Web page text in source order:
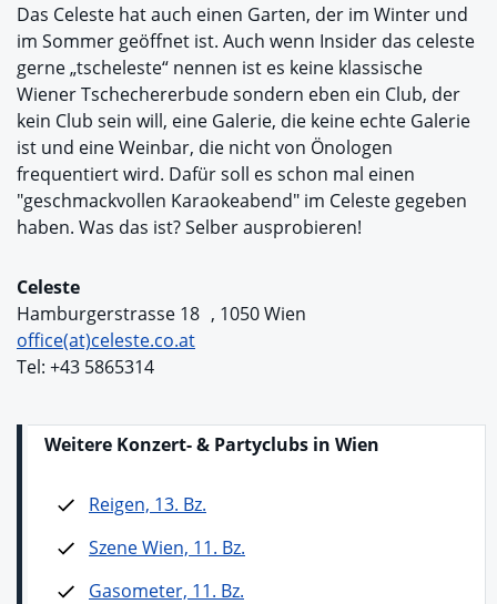
Das Celeste hat auch einen Garten, der im Winter und
im Sommer geöffnet ist. Auch wenn Insider das celeste
gerne „tscheleste“ nennen ist es keine klassische
Wiener Tschechererbude sondern eben ein Club, der
kein Club sein will, eine Galerie, die keine echte Galerie
ist und eine Weinbar, die nicht von Önologen
frequentiert wird. Dafür soll es schon mal einen
"geschmackvollen Karaokeabend" im Celeste gegeben
haben. Was das ist? Selber ausprobieren!
Celeste
Hamburgerstrasse 18 , 1050 Wien
office(at)celeste.co.at
Tel: +43 5865314
Weitere Konzert- & Partyclubs in Wien
Reigen, 13. Bz.
Szene Wien, 11. Bz.
Gasometer, 11. Bz.